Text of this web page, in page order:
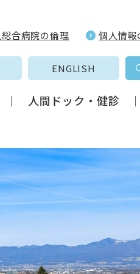
合病院の倫理 個人情報
ENGLISH
人間ドック・健診